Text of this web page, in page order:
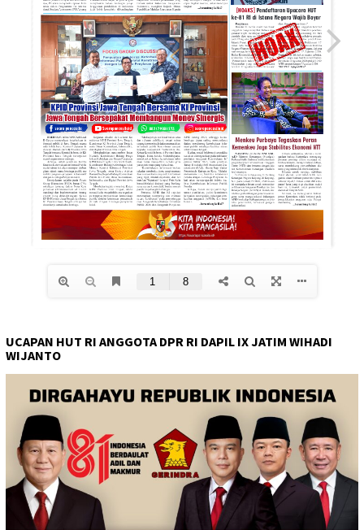
UCAPAN HUT RI ANGGOTA DPR RI DAPIL IX JATIM WIHADI
WIJANTO